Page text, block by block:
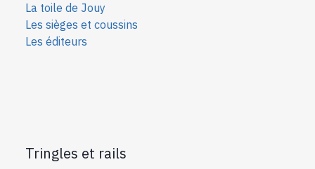
La toile de Jouy
Les sièges et coussins
Les éditeurs
Tringles et rails